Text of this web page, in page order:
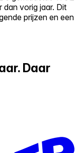
vorig jaar. Dit
prijzen en een
Daar